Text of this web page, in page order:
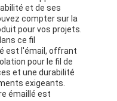
et de ses
compter sur la
pour vos projets.
ce fil
est l'émail, offrant
pour le fil de
et une durabilité
exigeants.
émaillé est